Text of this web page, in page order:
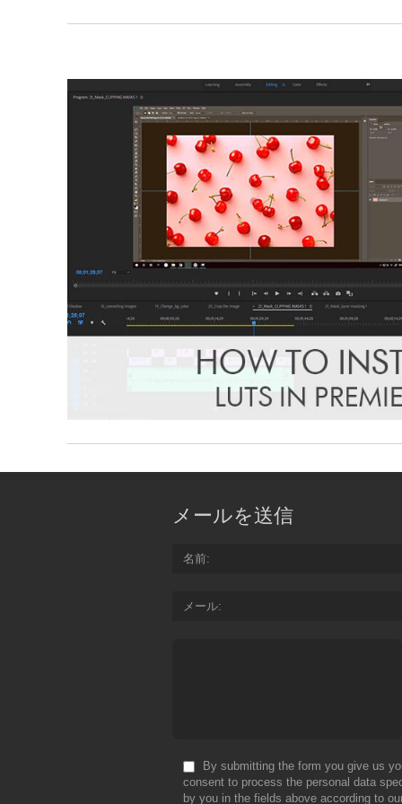
メールを送信
名前
メール
By submitting the form you give us
consent to process the personal data
by you in the fields above according to